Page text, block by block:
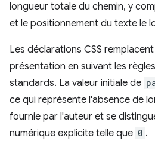
longueur totale du chemin, y
et le positionnement du texte le
Les déclarations CSS
présentation en suivant les
standards. La valeur initiale de
ce qui représente l'absence de
fournie par l'auteur et se
numérique explicite telle que 0 .